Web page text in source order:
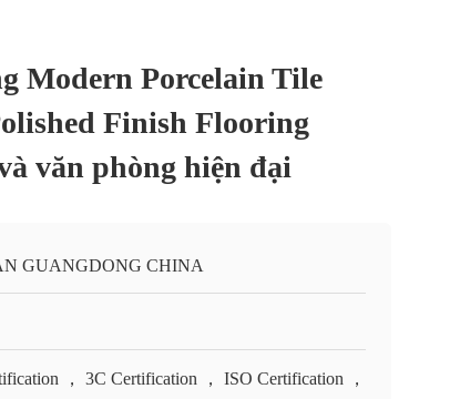
Modern Porcelain Tile
Finish Flooring
văn phòng hiện đại
GUANGDONG CHINA
， 3C Certification ， ISO Certification ，